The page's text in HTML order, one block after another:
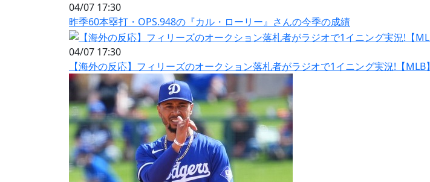
04/07 17:30
昨季60本塁打・OPS.948の『カル・ローリー』さんの今季の成績
04/07 17:30
【海外の反応】フィリーズのオークション落札者がラジオで1イニング実況!【MLB】